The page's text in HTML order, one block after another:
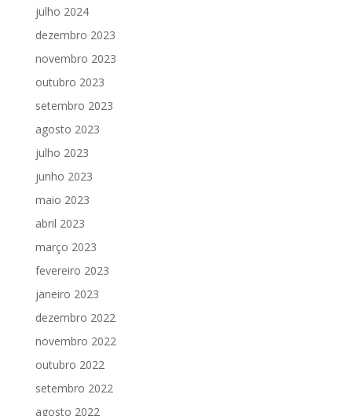
julho 2024
dezembro 2023
novembro 2023
outubro 2023
setembro 2023
agosto 2023
julho 2023
junho 2023
maio 2023
abril 2023
março 2023
fevereiro 2023
janeiro 2023
dezembro 2022
novembro 2022
outubro 2022
setembro 2022
agosto 2022